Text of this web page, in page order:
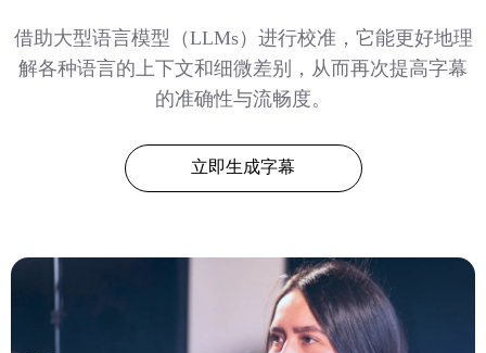
借助大型语言模型（LLMs）进行校准，它能更好地理
解各种语言的上下文和细微差别，从而再次提高字幕
的准确性与流畅度。
立即生成字幕